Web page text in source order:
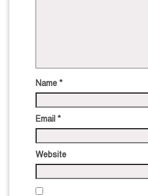
Name *
Email *
Website